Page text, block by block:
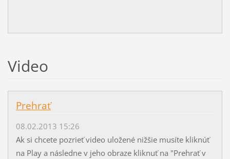
Video
Prehrať
08.02.2013 15:26
Ak si chcete pozrieť video uložené nižšie musíte kliknúť
na Play a následne v jeho obraze kliknuť na "Prehrať v